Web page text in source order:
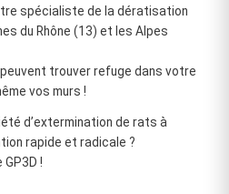
spécialiste de la dératisation
du Rhône (13) et les Alpes
trouver refuge dans votre
vos murs !
d’extermination de rats à
rapide et radicale ?
!